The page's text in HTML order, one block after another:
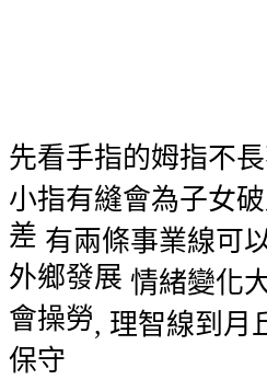
先看手指的姆指不
小指有縫會為子女
差 有兩條事業線可
外鄉發展 情緒變化
會操勞, 理智線到月
保守